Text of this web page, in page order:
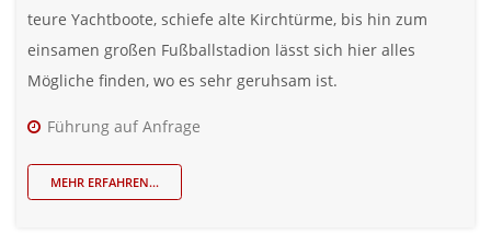
teure Yachtboote, schiefe alte Kirchtürme, bis hin zum
einsamen großen Fußballstadion lässt sich hier alles
Mögliche finden, wo es sehr geruhsam ist.
Führung auf Anfrage
MEHR ERFAHREN...